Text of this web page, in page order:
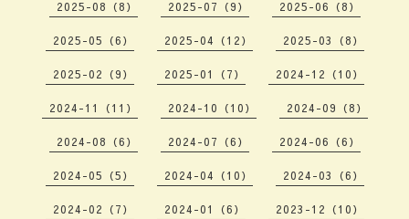
2025-08（8） 2025-07（9） 2025-06（8）
2025-05（6） 2025-04（12） 2025-03（8）
2025-02（9） 2025-01（7） 2024-12（10）
2024-11（11） 2024-10（10） 2024-09（8）
2024-08（6） 2024-07（6） 2024-06（6）
2024-05（5） 2024-04（10） 2024-03（6）
2024-02（7） 2024-01（6） 2023-12（10）